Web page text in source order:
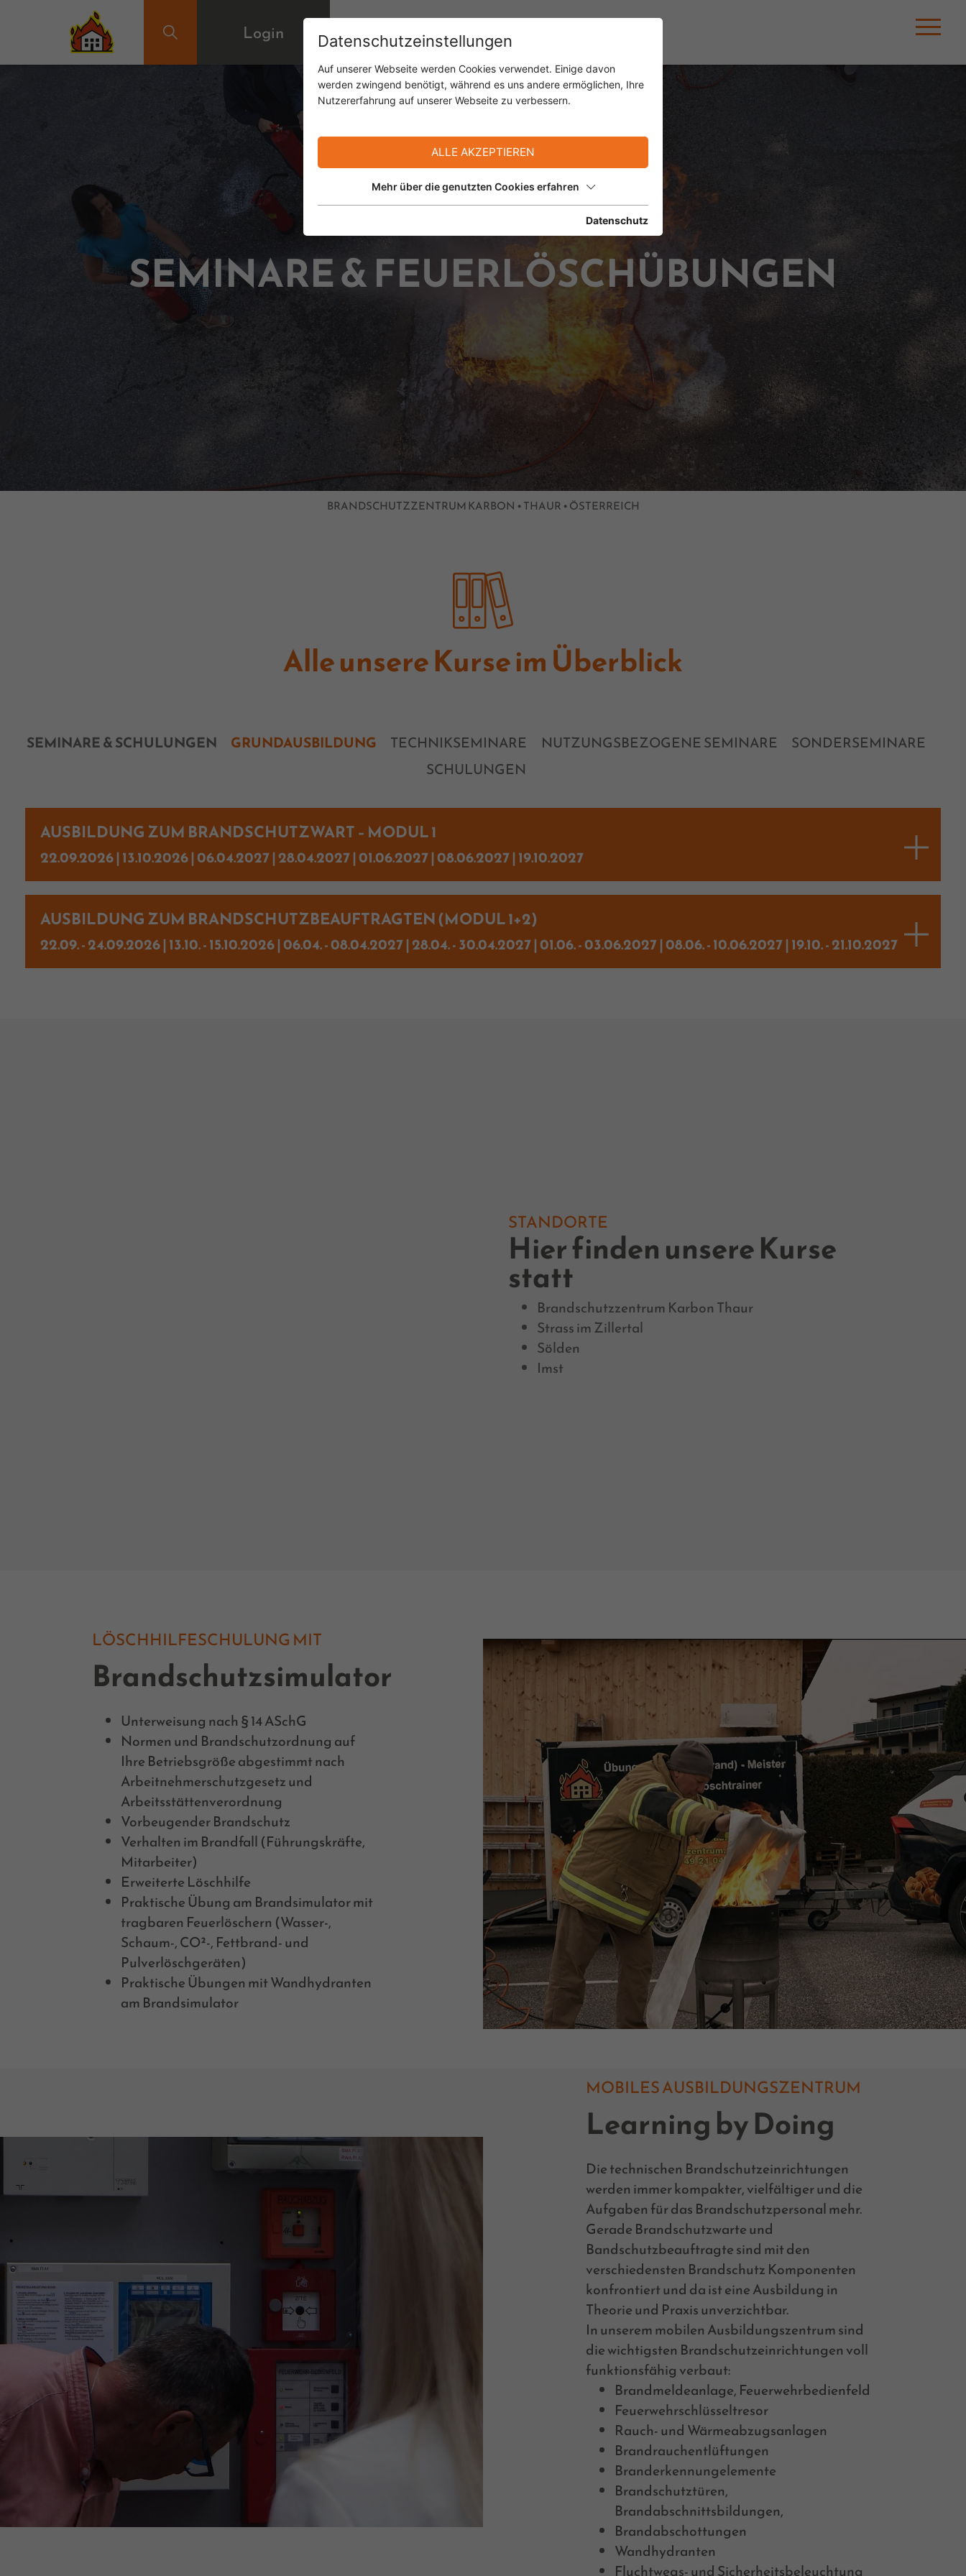
Login
SEMINARE & FEUERLÖSCHÜBUNGEN
BRANDSCHUTZZENTRUM KARBON • THAUR • ÖSTERREICH
Alle unsere Kurse im Überblick
SEMINARE & SCHULUNGEN GRUNDAUSBILDUNG TECHNIKSEMINARE NUTZUNGSBEZOGENE SEMINARE
SONDERSEMINARE
SCHULUNGEN
AUSBILDUNG ZUM BRANDSCHUTZWART – MODUL 1
22.09.2026 | 13.10.2026 | 06.04.2027 | 28.04.2027 | 01.06.2027 | 08.06.2027 | 19.10.2027
AUSBILDUNG ZUM BRANDSCHUTZBEAUFTRAGTEN (MODUL 1+2)
22.09. - 24.09.2026 | 13.10. - 15.10.2026 | 06.04. - 08.04.2027 | 28.04. - 30.04.2027 | 01.06. - 03.06.2027 | 08.06. - 10.06.2027 | 19.10. - 21.10.2027
STANDORTE
Hier finden unsere Kurse
statt
Brandschutzzentrum Karbon Thaur
Strass im Zillertal
Sölden
Imst
LÖSCHHILFESCHULUNG MIT
Brandschutzsimulator
Unterweisung nach § 14 ASchG
Normen und Brandschutzordnung auf
Ihre Betriebsgröße abgestimmt nach
Arbeitnehmerschutzgesetz und
Arbeitsstättenverordnung
Vorbeugender Brandschutz
Verhalten im Brandfall (Führungskräfte,
Mitarbeiter)
Erweiterte Löschhilfe
Praktische Übung am Brandsimulator mit
tragbaren Feuerlöschern (Wasser-,
Schaum-, CO²-, Fettbrand- und
Pulverlöschgeräten)
Praktische Übungen mit Wandhydranten
am Brandsimulator
MOBILES AUSBILDUNGSZENTRUM
Learning by Doing
Die technischen Brandschutzeinrichtungen
werden immer kompakter, vielfältiger und die
Aufgaben für das Brandschutzpersonal mehr.
Gerade Brandschutzwarte und
Bandschutzbeauftragte sind mit den
verschiedensten Brandschutz Komponenten
konfrontiert und da ist eine Ausbildung in
Theorie und Praxis unverzichtbar.
In unserem mobilen Ausbildungszentrum sind
die wichtigsten Brandschutzeinrichtungen voll
funktionsfähig verbaut:
Brandmeldeanlage, Feuerwehrbedienfeld
Feuerwehrschlüsseltresor
Rauch- und Wärmeabzugsanlagen
Brandrauchentlüftungen
Branderkennungelemente
Brandschutztüren,
Brandabschnittsbildungen,
Brandabschottungen
Wandhydranten
Fluchtwegs- und Sicherheitsbeleuchtung
Datenschutzeinstellungen
Auf unserer Webseite werden Cookies verwendet. Einige davon
werden zwingend benötigt, während es uns andere ermöglichen, Ihre
Nutzererfahrung auf unserer Webseite zu verbessern.
ALLE AKZEPTIEREN
Mehr über die genutzten Cookies erfahren
Datenschutz